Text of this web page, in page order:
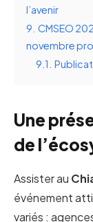
l’avenir
9. CMSEO
novembre
9.1.
Une
de
Assister au
événement
variés :